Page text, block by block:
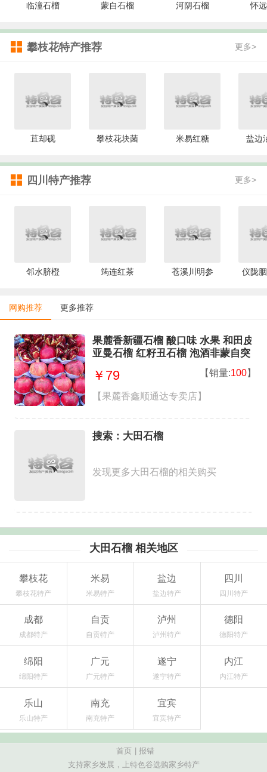
临潼石榴 蒙自石榴 河阴石榴 怀
攀枝花特产推荐 更多>
苴却砚 攀枝花块菌 米易红糖 盐边
四川特产推荐 更多>
邻水脐橙 筠连红茶 苍溪川明参 仪陇
网购推荐 更多推荐
果麓香新疆石榴 酸口味 水果 和田皮
亚曼石榴 红籽丑石榴 泡酒非蒙自突
￥79 【销量:100】
【果麓香鑫顺通达专卖店】
搜索：大田石榴
发现更多大田石榴的相关购买
大田石榴 相关地区
攀枝花
攀枝花特产
米易
米易特产
盐边
盐边特产
四川
四川特产
成都
成都特产
自贡
自贡特产
泸州
泸州特产
德阳
德阳特产
绵阳
绵阳特产
广元
广元特产
遂宁
遂宁特产
内江
内江特产
乐山
乐山特产
南充
南充特产
宜宾
宜宾特产
首页 | 报错
支持家乡发展，上特色谷选购家乡特产